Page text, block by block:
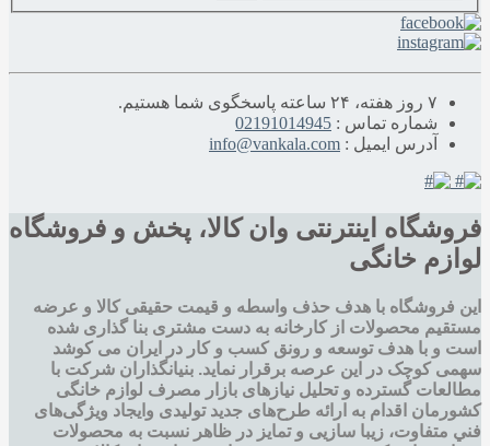
۷ روز هفته، ۲۴ ساعته پاسخگوی شما هستیم.
شماره تماس : 02191014945
آدرس ایمیل : info@vankala.com
فروشگاه اینترنتی وان کالا، پخش و فروشگاه
لوازم خانگی
این فروشگاه با هدف حذف واسطه و قیمت حقیقی کالا و عرضه
مستقیم محصولات از کارخانه به دست مشتری بنا گذاری شده
است و با هدف توسعه و رونق کسب و کار در ایران می کوشد
سهمی کوچک در این عرصه برقرار نماید. بنیانگذاران شرکت با
مطالعات گسترده و تحليل نيازهای بازار مصرف لوازم خانگی
کشورمان اقدام به ارائه طرح‌های جديد تولیدی وایجاد ويژگی‌های
فني متفاوت، زيبا سازيی و تمايز در ظاهر نسبت به محصولات